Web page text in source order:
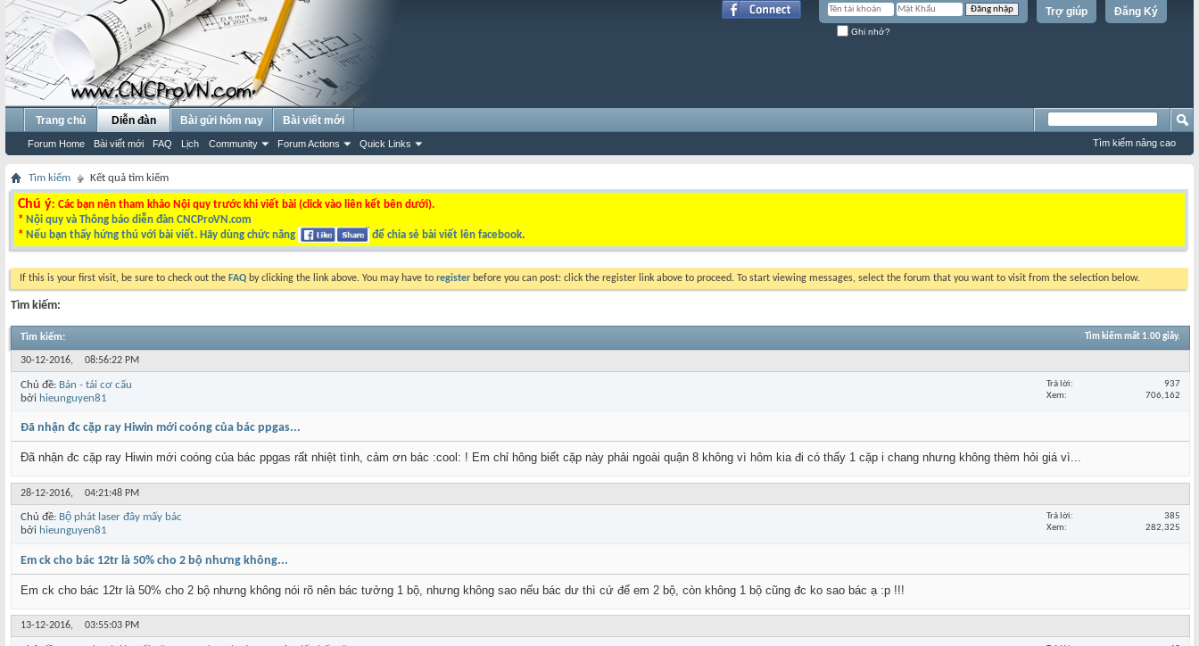
Đăng Ký
Trợ giúp
Ghi nhớ?
Trang chủ Diễn đàn
Forum Home Bài viết mới FAQ Lịch Community Forum Actions Quick Links
Bài gửi hôm nay Bài viết mới
Tìm kiếm nâng cao
Tìm kiếm Kết quả tìm kiếm
Chú ý: Các bạn nên tham khảo Nội quy trước khi viết bài (click vào liên kết bên dưới).
* Nội quy và Thông báo diễn đàn CNCProVN.com
* Nếu bạn thấy hứng thú với bài viết. Hãy dùng chức năng để chia sẻ bài viết lên facebook.
If this is your first visit, be sure to check out the FAQ by clicking the link above. You may have to register before you can post: click the register link above to proceed. To start viewing messages, select the forum that you want to visit from the selection below.
Tìm kiếm:
Tìm kiếm: Tìm kiếm mất 1.00giây.
30-12-2016, 08:56:22 PM
Chủ đề: Bán - tái cơ cấu
bởi hieunguyen81
Trả lời
937
Xem
706,162
Đã nhận đc cặp ray Hiwin mới coóng của bác ppgas...
Đã nhận đc cặp ray Hiwin mới coóng của bác ppgas rất nhiệt tình, cảm ơn bác :cool: ! Em chỉ hông biết cặp này phải ngoài quận 8 không vì hôm kia đi có thấy 1 cặp i chang nhưng không thèm hỏi giá vì...
28-12-2016, 04:21:48 PM
Chủ đề: Bộ phát laser đây mấy bác
bởi hieunguyen81
Trả lời
385
Xem
282,325
Em ck cho bác 12tr là 50% cho 2 bộ nhưng không...
Em ck cho bác 12tr là 50% cho 2 bộ nhưng không nói rõ nên bác tưởng 1 bộ, nhưng không sao nếu bác dư thì cứ để em 2 bộ, còn không 1 bộ cũng đc ko sao bác ạ :p !!!
13-12-2016, 03:55:03 PM